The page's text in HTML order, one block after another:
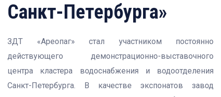
Санкт-Петербурга»
ЗДТ «Ареопаг» стал участником постоянно
действующего демонстрационно-выставочного
центра кластера водоснабжения и водоотделения
Санкт-Петербурга. В качестве экспонатов завод